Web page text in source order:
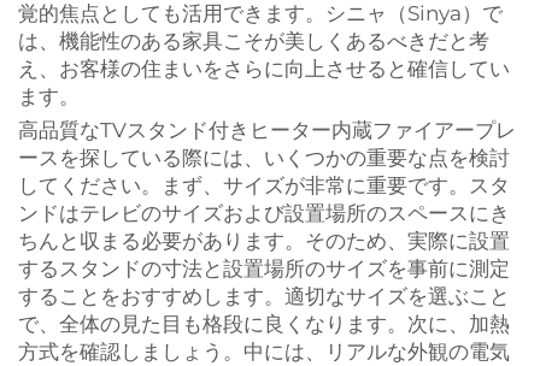
覚的焦点としても活用できます。シニャ（Sinya）で
は、機能性のある家具こそが美しくあるべきだと考
え、お客様の住まいをさらに向上させると確信してい
ます。
高品質なTVスタンド付きヒーター内蔵ファイアープレ
ースを探している際には、いくつかの重要な点を検討
してください。まず、サイズが非常に重要です。スタ
ンドはテレビのサイズおよび設置場所のスペースにき
ちんと収まる必要があります。そのため、実際に設置
するスタンドの寸法と設置場所のサイズを事前に測定
することをおすすめします。適切なサイズを選ぶこと
で、全体の見た目も格段に良くなります。次に、加熱
方式を確認しましょう。中には、リアルな外観の電気